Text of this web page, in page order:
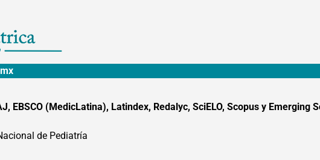
EBSCO (MedicLatina), Latindex, Redalyc, SciELO, Scopus y Emerging
de Pediatría